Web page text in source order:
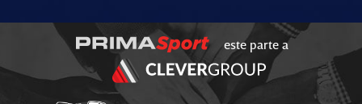
este parte a